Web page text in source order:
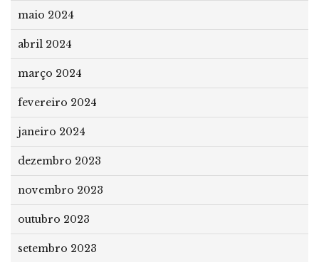
maio 2024
abril 2024
março 2024
fevereiro 2024
janeiro 2024
dezembro 2023
novembro 2023
outubro 2023
setembro 2023